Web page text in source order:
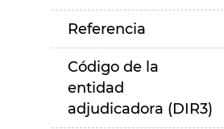
Referencia
Código de la
entidad
adjudicadora (DIR3)